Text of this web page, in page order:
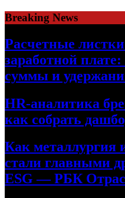
Skip
to
content
Breaking News
Расчетные
заработной
суммы и
HR-аналитика
как собрать
Как металлургия
стали главными
ESG — РБК